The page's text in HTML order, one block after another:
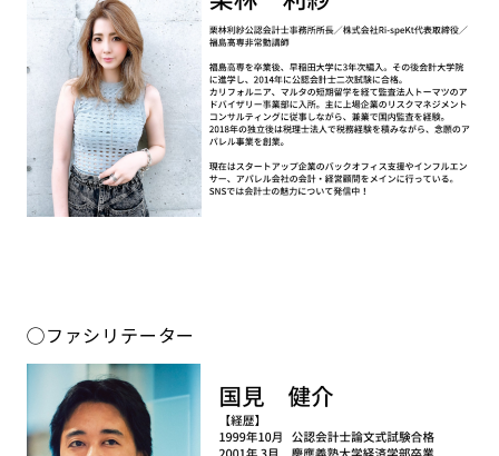
◯ファシリテーター